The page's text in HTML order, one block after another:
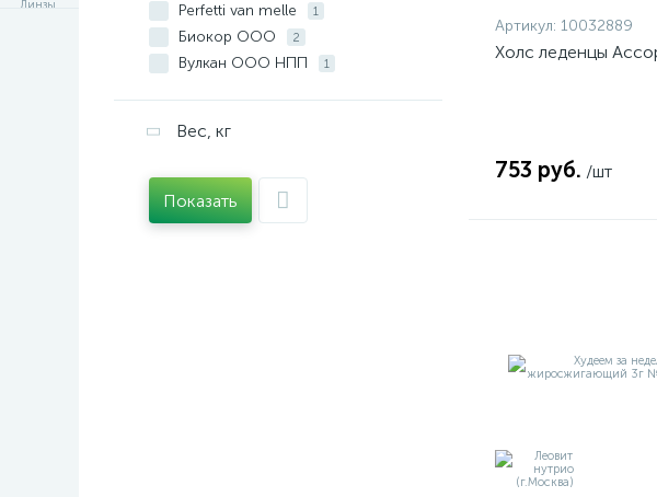
Perfetti van melle 1
Биокор ООО 2
Вулкан ООО НПП 1
Леовит нутрио (г.Москва)
Фитэра
Эвалар ЗАО 3
Вес, кг
Показать
Артикул: 10032889
Холс леденцы
753 руб. /шт